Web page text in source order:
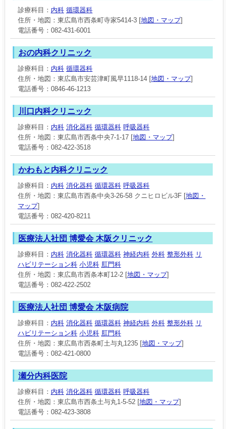
診療科目： 内科 循環器科
住所・地図：東広島市西条町寺家5414-3 [地図・マップ]
電話番号：082-431-6001
おの内科クリニック
診療科目： 内科 循環器科
住所・地図：東広島市安芸津町風早1118-14 [地図・マップ]
電話番号：0846-46-1213
川口内科クリニック
診療科目： 内科 消化器科 循環器科 呼吸器科
住所・地図：東広島市西条中央7-1-17 [地図・マップ]
電話番号：082-422-3518
かわもと内科クリニック
診療科目： 内科 消化器科 循環器科 呼吸器科
住所・地図：東広島市西条中央3-26-58 クニヒロビル3F [地図・
マップ]
電話番号：082-420-8211
医療法人社団 博愛会 木阪クリニック
診療科目： 内科 消化器科 循環器科 神経内科 外科 整形外科 リ
ハビリテーション科 小児科 肛門科
住所・地図：東広島市西条本町12-2 [地図・マップ]
電話番号：082-422-2502
医療法人社団 博愛会 木阪病院
診療科目： 内科 消化器科 循環器科 神経内科 外科 整形外科 リ
ハビリテーション科 小児科 肛門科
住所・地図：東広島市西条町土与丸1235 [地図・マップ]
電話番号：082-421-0800
瀬分内科医院
診療科目： 内科 消化器科 循環器科 呼吸器科
住所・地図：東広島市西条土与丸1-5-52 [地図・マップ]
電話番号：082-423-3808